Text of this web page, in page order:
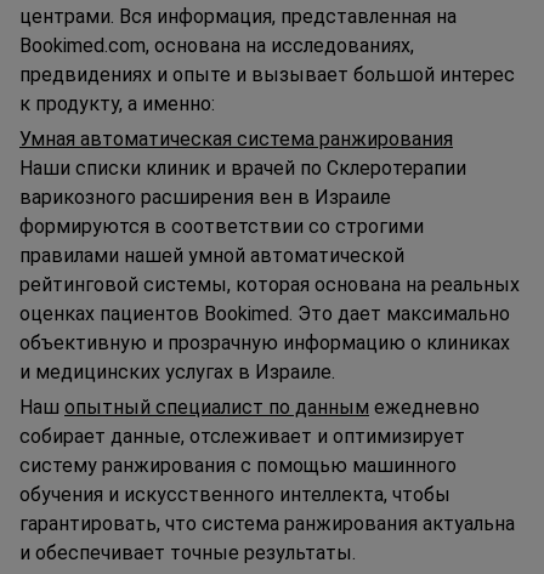
центрами. Вся информация, представленная на
Bookimed.com, основана на исследованиях,
предвидениях и опыте и вызывает большой интерес
к продукту, а именно:
Умная автоматическая система ранжирования
Наши списки клиник и врачей по Склеротерапии
варикозного расширения вен в Израиле
формируются в соответствии со строгими
правилами нашей умной автоматической
рейтинговой системы, которая основана на реальных
оценках пациентов Bookimed. Это дает максимально
объективную и прозрачную информацию о клиниках
и медицинских услугах в Израиле.
Наш опытный специалист по данным ежедневно
собирает данные, отслеживает и оптимизирует
систему ранжирования с помощью машинного
обучения и искусственного интеллекта, чтобы
гарантировать, что система ранжирования актуальна
и обеспечивает точные результаты.